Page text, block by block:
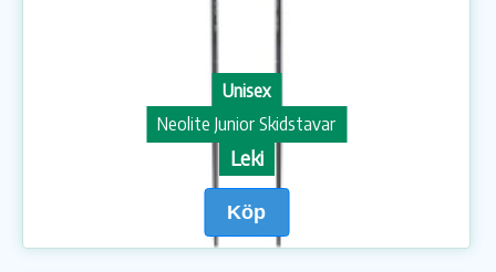
Unisex
Neolite Junior Skidstavar
Leki
Köp